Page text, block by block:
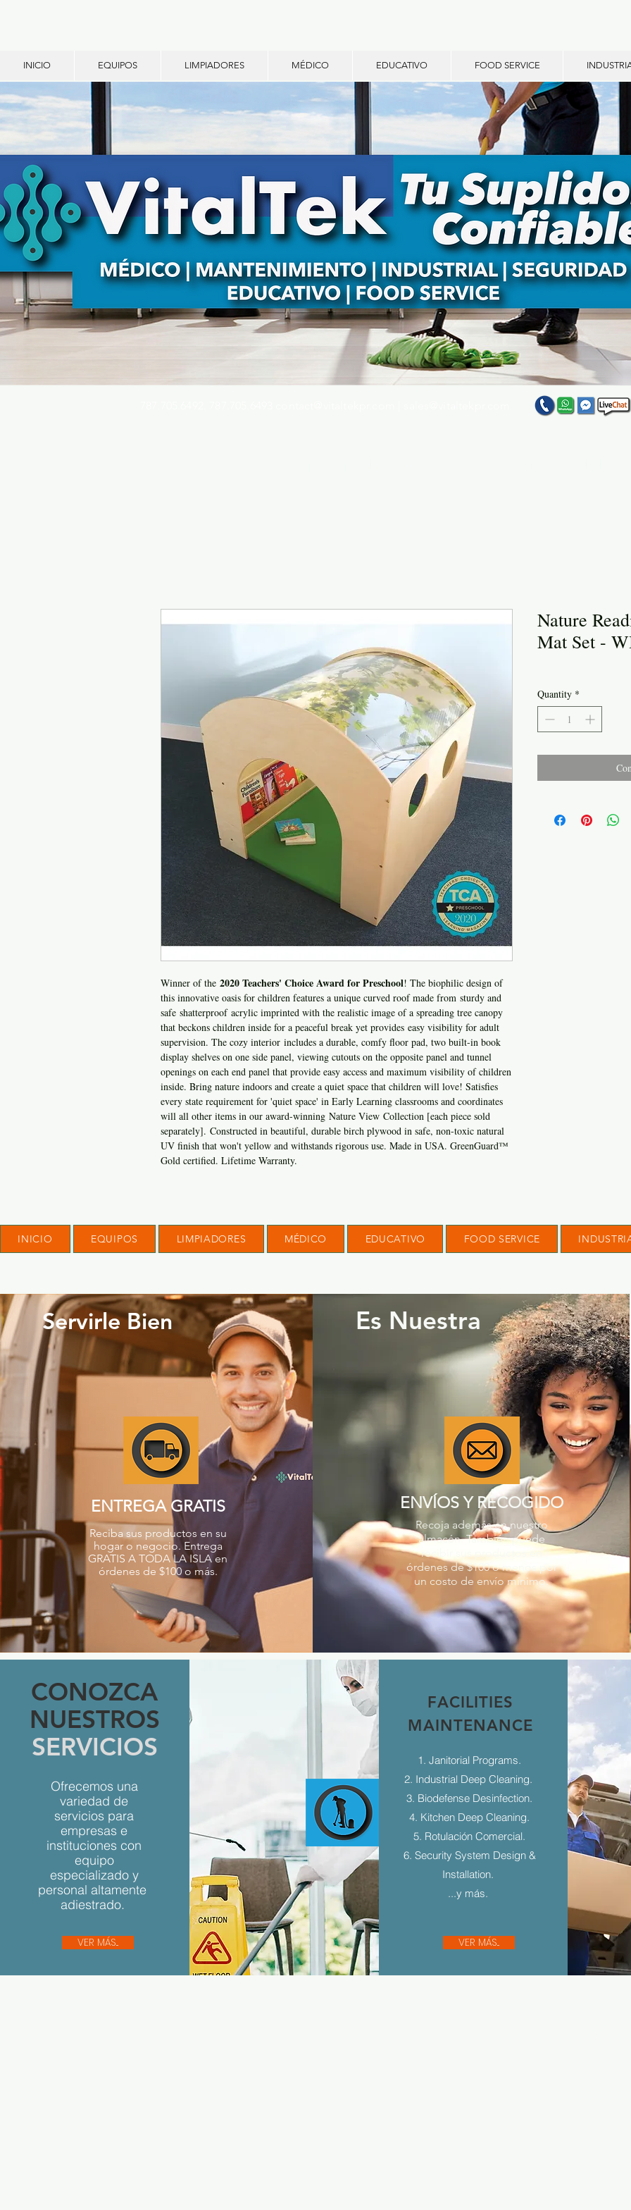
INICIO EQUIPOS LIMPIADORES MÉDICO EDUCATIVO FOOD SERVICE
Winner of the 2020 Teachers' Choice Award for Preschool! The biophilic design of
this innovative oasis for children features a unique curved roof made from sturdy and
safe shatterproof acrylic imprinted with the realistic image of a spreading tree canopy
that beckons children inside for a peaceful break yet provides easy visibility for adult
supervision. The cozy interior includes a durable, comfy floor pad, two built-in book
display shelves on one side panel, viewing cutouts on the opposite panel and tunnel
openings on each end panel that provide easy access and maximum visibility of children
inside. Bring nature indoors and create a quiet space that children will love! Satisfies
every state requirement for 'quiet space' in Early Learning classrooms and coordinates
will all other items in our award-winning Nature View Collection [each piece sold
separately]. Constructed in beautiful, durable birch plywood in safe, non-toxic natural
UV finish that won't yellow and withstands rigorous use. Made in USA. GreenGuard™
Gold certified. Lifetime Warranty.
Nature
Mat Set -
Quantity *
INICIO EQUIPOS LIMPIADORES MÉDICO EDUCATIVO FOOD SERVICE
Servirle Bien
ENTREGA GRATIS
Reciba sus productos en su
hogar o negocio. Entrega
GRATIS A TODA LA ISLA en
órdenes de $100 o más.
Es Nuestra
ENVÍOS Y RECOGIDO
Recoja además en nuestro
almacén. También puede
recibir sus productos en
órdenes de $100 o menos por
un costo de envío mínimo.
CONOZCA
NUESTROS
SERVICIOS
Ofrecemos una
variedad de
servicios para
empresas e
instituciones con
equipo
especializado y
personal altamente
adiestrado.
VER MÁS...
FACILITIES
MAINTENANCE
1. Janitorial Programs.
2. Industrial Deep Cleaning.
3. Biodefense Desinfection.
4. Kitchen Deep Cleaning.
5. Rotulación Comercial.
6. Security System Design &
Installation.
...y más.
VER MÁS...